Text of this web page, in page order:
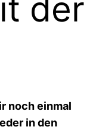
der
noch einmal
in den